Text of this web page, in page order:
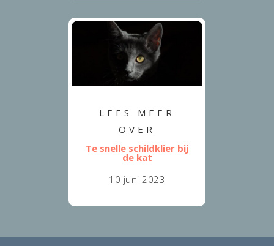
LEES MEER
OVER
Te snelle schildklier bij
de kat
10 juni 2023